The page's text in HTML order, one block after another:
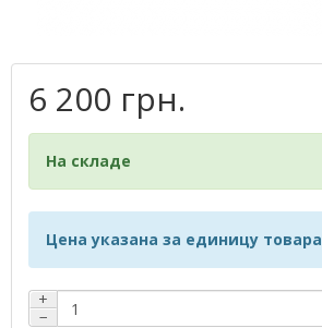
6 200 грн.
На складе
Цена указана за единицу товара
+
−